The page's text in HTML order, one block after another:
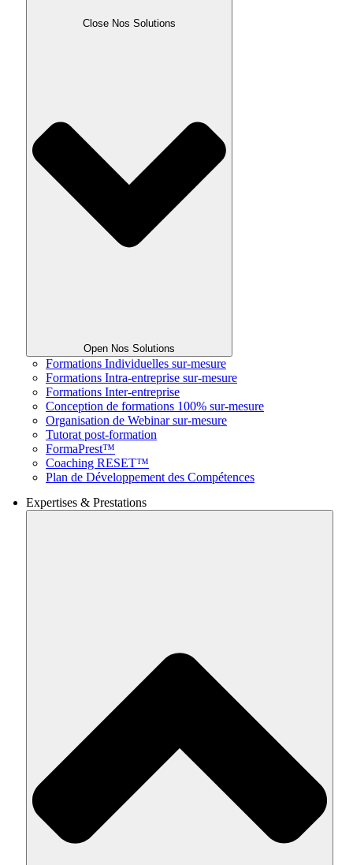
Close Nos Solutions
Open Nos Solutions
Formations Individuelles sur-mesure
Formations Intra-entreprise sur-mesure
Formations Inter-entreprise
Conception de formations 100% sur-mesure
Organisation de Webinar sur-mesure
Tutorat post-formation
FormaPrest™
Coaching RESET™
Plan de Développement des Compétences
Expertises & Prestations